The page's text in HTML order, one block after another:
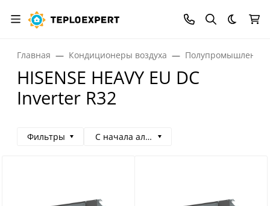
Темная
Главная Кондиционеры воздуха
HISENSE HEAVY EU DC
Inverter R32
Фильтры С начала алфавита